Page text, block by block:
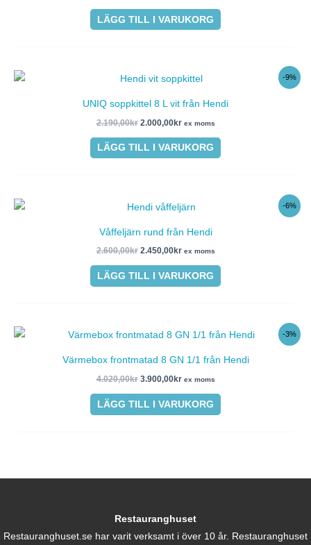
LÄGG TILL I VARUKORG
-9%
UNIQ soppkittel 8 L vit från Hendi
2.190,00kr
Det
ursprungliga
var:
2.190,00kr.
2.000,00kr
Det
är:
2.000,00kr.
ex moms
LÄGG TILL I VARUKORG
-6%
Våffeljärn rund från Hendi
2.600,00kr
Det
ursprungliga
var:
2.600,00kr.
2.450,00kr
Det
nuvarande
är:
2.450,00kr.
ex moms
LÄGG TILL I VARUKORG
-3%
Värmebox frontmatad 8 GN 1/1 från Hendi
4.020,00kr
Det
var:
4.020,00kr.
3.900,00kr
Det
är:
3.900,00kr.
ex moms
LÄGG TILL I VARUKORG
Restauranghuset
Restauranghuset.se har varit verksamt i över 10 år. Restauranghuset